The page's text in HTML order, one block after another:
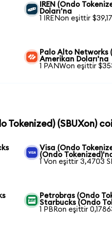
IREN (Ondo
Doları'na
1 IRENon eşittir $39,17
Palo Alto Networks
Amerikan Doları'na
1 PANWon eşittir
Tokenized) (SBUXon)
Visa (Ondo
(Ondo
1 Von eşittir 3,4703
Petrobras (Ondo
Starbucks (Ondo
1 PBRon eşittir